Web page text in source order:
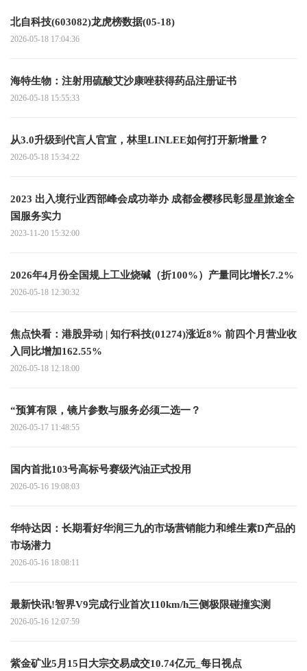
北自科技(603082)龙虎榜数据(05-18)
2026-05-18 17:04:36
海特生物：注射用硫酸艾沙康唑获得药品注册证书
2026-05-18 15:55:33
从3.0升级到代言人官宣，林里LINLEE如何打开新增量？
2026-05-18 15:34:22
2023 出入境行业西部峰会成功举办 成都金樱移民彰显星旅途全
国服务实力
2023-11-20 15:32:00
2026年4月份全国规上工业烧碱（折100%）产量同比增长7.2%
2026-05-18 12:30:32
焦点快看：港股异动 | 知行科技(01274)涨近8% 前四个月营业收
入同比增加162.55%
2026-05-18 12:18:00
“预算有限，镜片参数与服务必须二选一？
2026-05-17 11:48:55
国内首批103号高标号赛级汽油正式投用
2026-05-16 19:08:03
华特达因：长期看好华润三九的市场营销能力和维生素D产品的
市场潜力
2026-05-16 18:08:11
最新快讯!智界V9完成行业首次110km/h三侧极限碰撞实测
2026-05-16 12:07:59
紫金矿业5月15日大宗交易成交10.74亿元_每日视点